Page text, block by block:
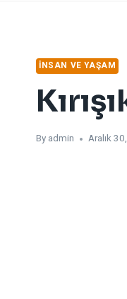
İNSAN VE YAŞAM
By admin Aralık